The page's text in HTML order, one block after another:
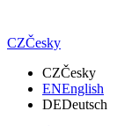
CZČesky
CZČesky
ENEnglish
DEDeutsch